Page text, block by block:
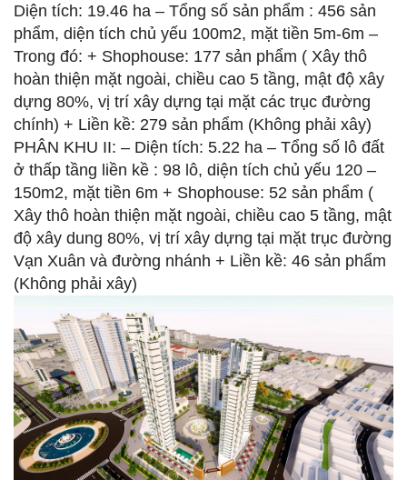
Diện tích: 19.46 ha – Tổng số sản phẩm : 456 sản
phẩm, diện tích chủ yếu 100m2, mặt tiền 5m-6m –
Trong đó: + Shophouse: 177 sản phẩm ( Xây thô
hoàn thiện mặt ngoài, chiều cao 5 tầng, mật độ xây
dựng 80%, vị trí xây dựng tại mặt các trục đường
chính) + Liền kề: 279 sản phẩm (Không phải xây)
PHÂN KHU II: – Diện tích: 5.22 ha – Tổng số lô đất
ở thấp tầng liền kề : 98 lô, diện tích chủ yếu 120 –
150m2, mặt tiền 6m + Shophouse: 52 sản phẩm (
Xây thô hoàn thiện mặt ngoài, chiều cao 5 tầng, mật
độ xây dung 80%, vị trí xây dựng tại mặt trục đường
Vạn Xuân và đường nhánh + Liền kề: 46 sản phẩm
(Không phải xây)